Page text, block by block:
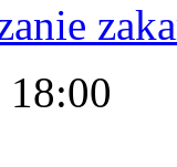
18:00